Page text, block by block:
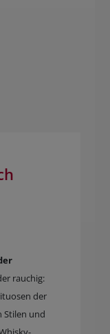
rauchig:
der
Stilen und